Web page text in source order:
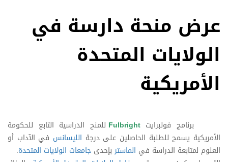
عرض منحة دارسة في
الولايات المتحدة
الأمريكية
برنامج فولبرايتFulbright للمنح الدراسية التابع للحكومة
الأمريكية يسمح للطلبة الحاصلين على درجة الليسانس في الآداب أو
العلوم لمتابعة الدراسة في الماستربإحدى جامعات الولايات المتحدة.